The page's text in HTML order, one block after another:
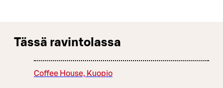
Tässä ravintolassa
Coffee House, Kuopio